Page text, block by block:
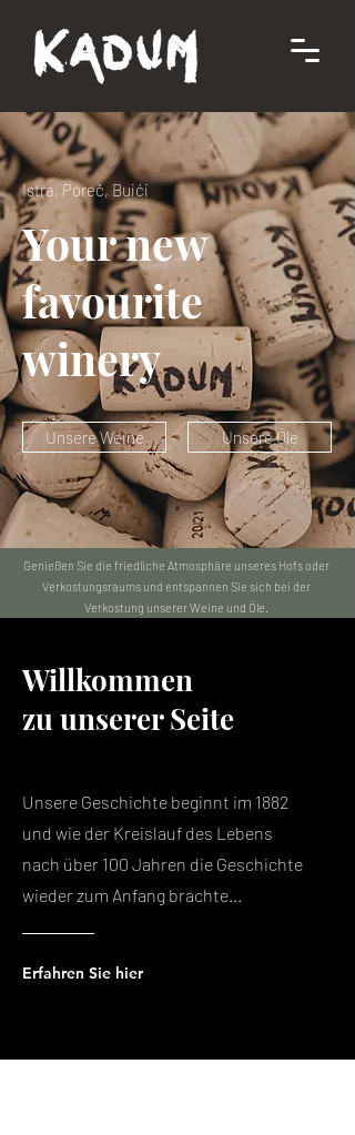
Istra, Poreč, Buići
Your new
favourite
winery
Unsere Weine Unsere Öle
Genießen Sie die friedliche Atmosphäre unseres Hofs oder
Verkostungsraums und entspannen Sie sich bei der
Verkostung unserer Weine und Öle.
Willkommen
zu unserer Seite
Unsere Geschichte beginnt im 1882
und wie der Kreislauf des Lebens
nach über 100 Jahren die Geschichte
wieder zum Anfang brachte...
Erfahren Sie hier